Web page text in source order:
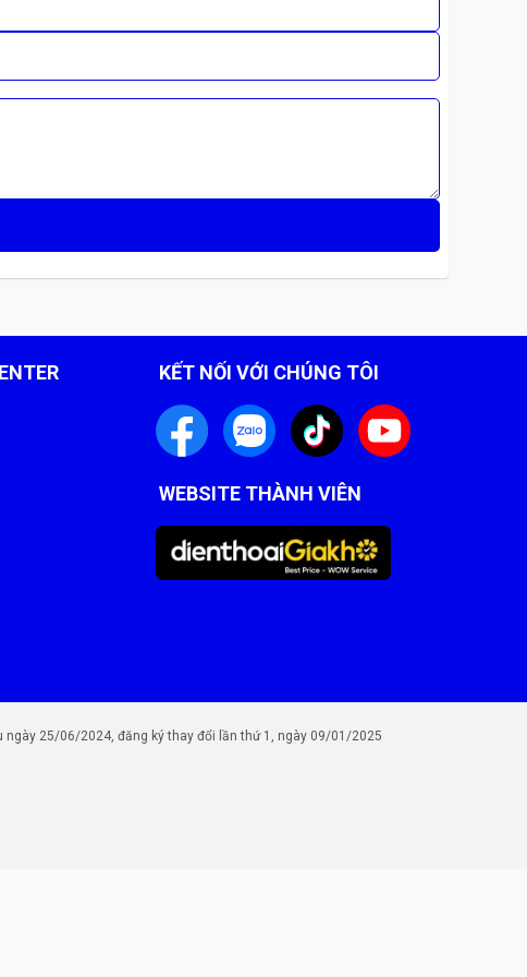
KẾT NỐI VỚI CHÚNG TÔI
WEBSITE THÀNH VIÊN
ngày 25/06/2024, đăng ký thay đổi lần thứ 1, ngày 09/01/2025